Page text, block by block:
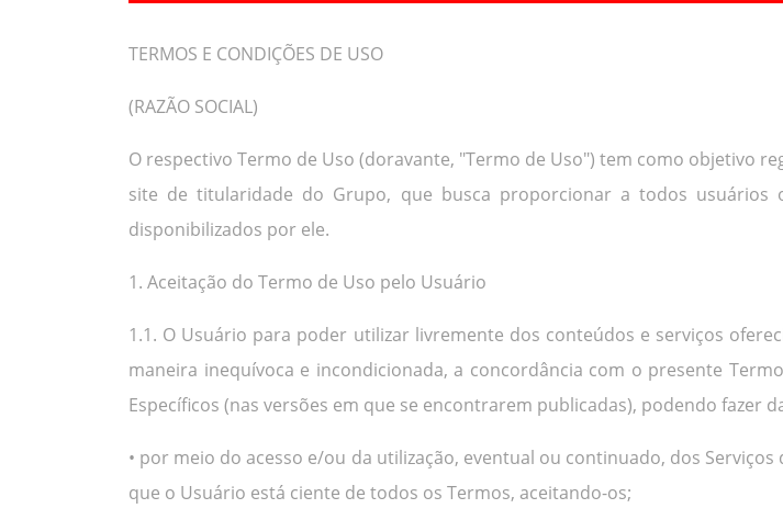
TERMOS E CONDIÇÕES DE USO
(RAZÃO SOCIAL)
O respectivo Termo de Uso (doravante, "Termo de Uso") tem como objetivo
site de titularidade do Grupo, que busca proporcionar a todos usuários
disponibilizados por ele.
1. Aceitação do Termo de Uso pelo Usuário
1.1. O Usuário para poder utilizar livremente dos conteúdos e serviços
maneira inequívoca e incondicionada, a concordância com o presente
Específicos (nas versões em que se encontrarem publicadas), podendo fazer
• por meio do acesso e/ou da utilização, eventual ou continuado, dos
que o Usuário está ciente de todos os Termos, aceitando-os;